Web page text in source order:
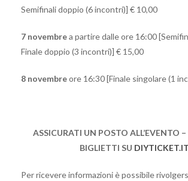
Semifinali doppio (6 incontri)] € 10,00
7 novembrea partire dalle ore 16:00
Finale doppio (3 incontri)] € 15,00
8 novembreore 16:30 [Finale singolare (1
ASSICURATI UN POSTO ALL’EVENTO
BIGLIETTI SU DIYTICKET.IT
Per ricevere informazioni è possibile